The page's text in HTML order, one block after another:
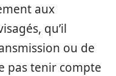
aux
qu’il
ou de
pas tenir compte